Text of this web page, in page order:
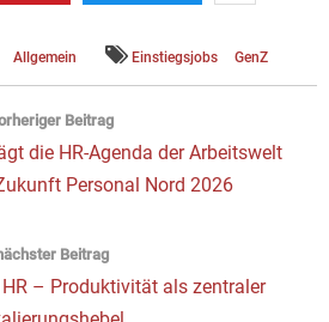
Allgemein Einstiegsjobs GenZ
Beitrag
die HR-Agenda der Arbeitswelt
Personal Nord 2026
Beitrag
– Produktivität als zentraler